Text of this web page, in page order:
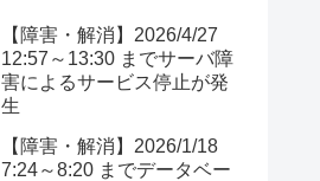
【障害・解消】2026/4/27
12:57～13:30 までサーバ障
害によるサービス停止が発
生
【障害・解消】2026/1/18
7:24～8:20 までデータベー